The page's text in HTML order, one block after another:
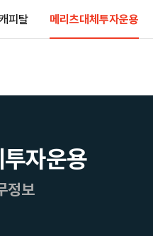
피탈 메리츠대체투자운용
자운용
정보